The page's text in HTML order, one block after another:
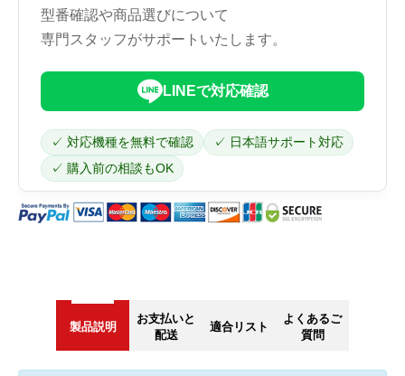
型番確認や商品選びについて
専門スタッフがサポートいたします。
LINEで対応確認
✓ 対応機種を無料で確認
✓ 日本語サポート対応
✓ 購入前の相談もOK
製品説明
お支払いと
配送
適合リスト
よくあるご
質問